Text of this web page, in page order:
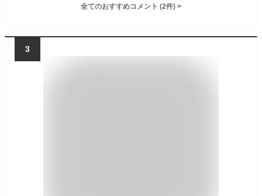
全てのおすすめコメント (2件) >
3